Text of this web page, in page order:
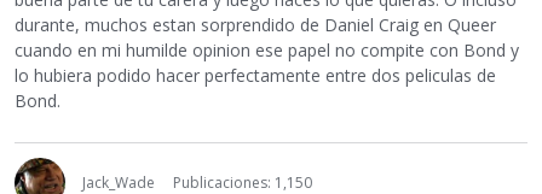
durante, muchos estan sorprendido de Daniel Craig en Queer
cuando en mi humilde opinion ese papel no compite con Bond y
lo hubiera podido hacer perfectamente entre dos peliculas de
Bond.
Jack_Wade
Publicaciones: 1,150